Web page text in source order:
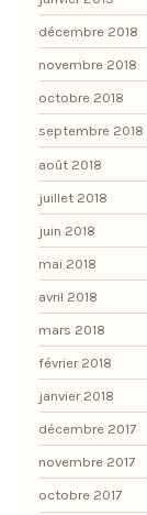
décembre 2018
novembre 2018
octobre 2018
septembre 2018
août 2018
juillet 2018
juin 2018
mai 2018
avril 2018
mars 2018
février 2018
janvier 2018
décembre 2017
novembre 2017
octobre 2017